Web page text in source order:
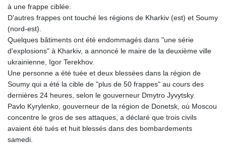
à une frappe ciblée.
D'autres frappes ont touché les régions de Kharkiv (est) et Soumy
(nord-est).
Quelques bâtiments ont été endommagés dans "une série
d'explosions" à Kharkiv, a annoncé le maire de la deuxième ville
ukrainienne, Igor Terekhov.
Une personne a été tuée et deux blessées dans la région de
Soumy qui a été la cible de "plus de 50 frappes" au cours des
dernières 24 heures, selon le gouverneur Dmytro Jyvytsky.
Pavlo Kyrylenko, gouverneur de la région de Donetsk, où Moscou
concentre le gros de ses attaques, a déclaré que trois civils
avaient été tués et huit blessés dans des bombardements
samedi.